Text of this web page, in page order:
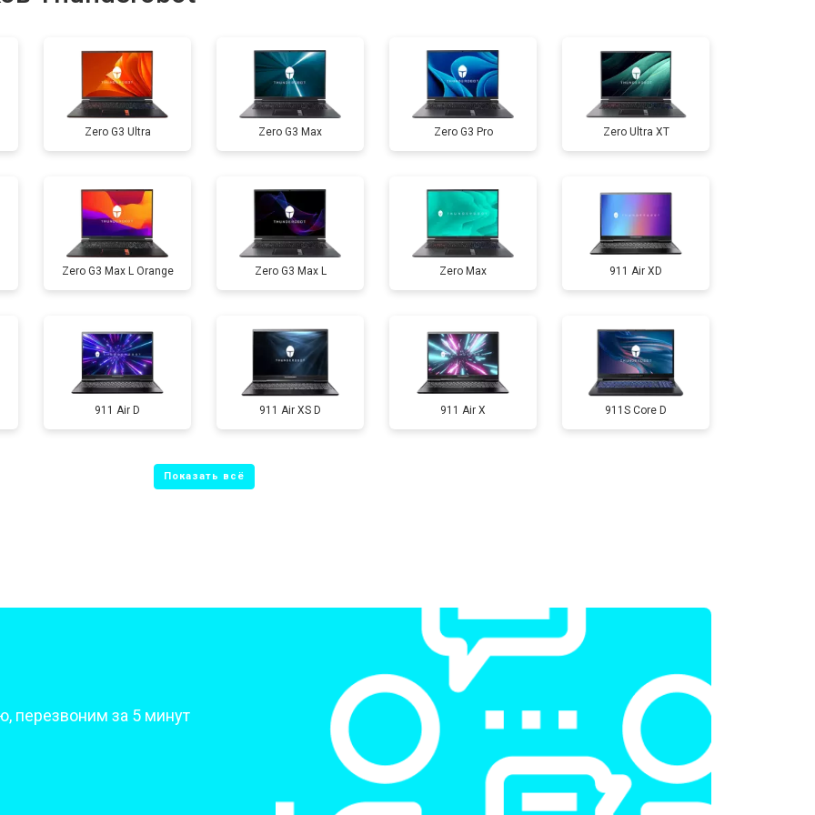
от 80 мин от 2300 ₽ Заказать
от 60 мин от 3300 ₽ Заказать
от 110 мин от 3800 ₽ Заказать
от 50 мин от 1500 ₽ Заказать
от 90 мин от 2900 ₽ Заказать
от 40 мин от 1200 ₽
от 80 мин
от 3500 ₽
от 2200 ₽ Заказать
от 1700 ₽ Заказать
Zero G3 Ultra Zero G3 Max Zero G3 Pro Zero Ultra XT
Zero G3 Max L Orange Zero G3 Max L Zero Max 911 Air XD
911 Air D 911 Air XS D 911 Air X 911S Core D
перезвоним за 5 минут